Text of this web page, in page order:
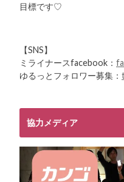
目標です♡
【SNS】
ミライナースfacebook：
ゆるっとフォロワー募集：
協力メディア